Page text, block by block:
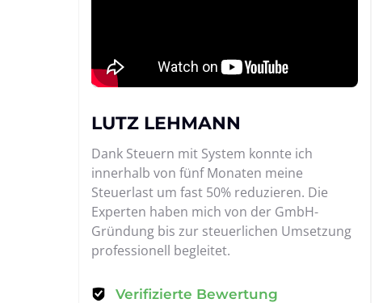
LUTZ LEHMANN
Dank Steuern mit System konnte ich
innerhalb von fünf Monaten meine
Steuerlast um fast 50% reduzieren. Die
Experten haben mich von der GmbH-
Gründung bis zur steuerlichen Umsetzung
professionell begleitet.
Verifizierte Bewertung